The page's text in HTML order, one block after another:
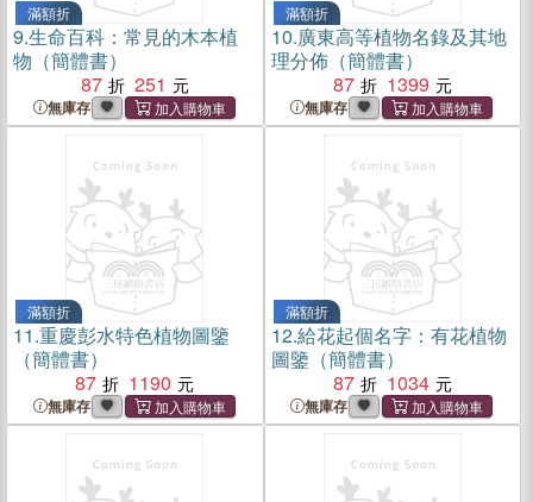
滿額折
9.生命百科：常見的木本植
物（簡體書）
87
251
無庫存
滿額折
10.廣東高等植物名錄及其地
理分佈（簡體書）
87
1399
無庫存
滿額折
11.重慶彭水特色植物圖鑒
（簡體書）
87
1190
無庫存
滿額折
12.給花起個名字：有花植物
圖鑒（簡體書）
87
1034
無庫存